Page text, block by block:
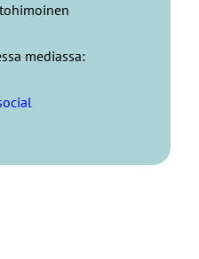
mediassa: